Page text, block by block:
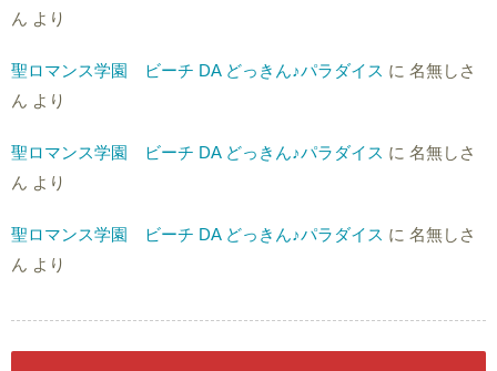
ん より
聖ロマンス学園 ビーチ DA どっきん♪パラダイス に 名無しさ
ん より
聖ロマンス学園 ビーチ DA どっきん♪パラダイス に 名無しさ
ん より
聖ロマンス学園 ビーチ DA どっきん♪パラダイス に 名無しさ
ん より